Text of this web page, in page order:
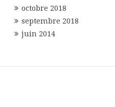
octobre 2018
septembre 2018
juin 2014